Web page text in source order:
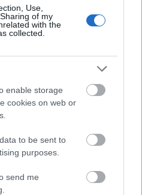
Use,
of my
with the
collected.
enable storage
cookies on web or
to be sent to
purposes.
send me
tervez idénre a Magyar